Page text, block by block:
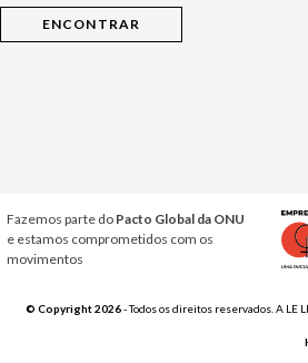
Fazemos parte do Pacto Global da ONU
e estamos comprometidos com os
movimentos
© Copyright 2026- Todos os direitos reservados. A